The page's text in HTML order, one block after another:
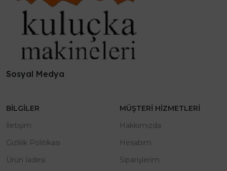
Sosyal Medya
BILGILER
İletişim
Gizlilik Politikası
Ürün İadesi
MÜŞTERI HIZMETLERI
Hakkımızda
Hesabım
Siparişlerim